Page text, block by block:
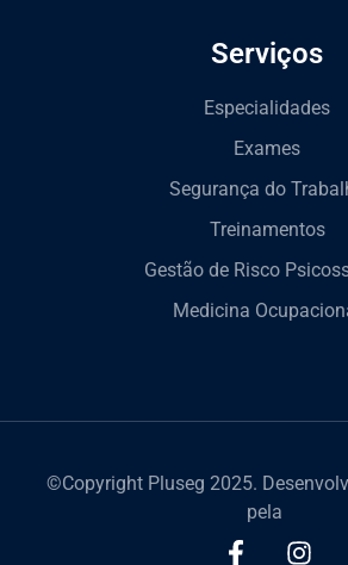
Serviços
Especialidades
Exames
Segurança do
Treinamentos
Gestão de Risco
Medicina
©Copyright Pluseg 2025.
pela